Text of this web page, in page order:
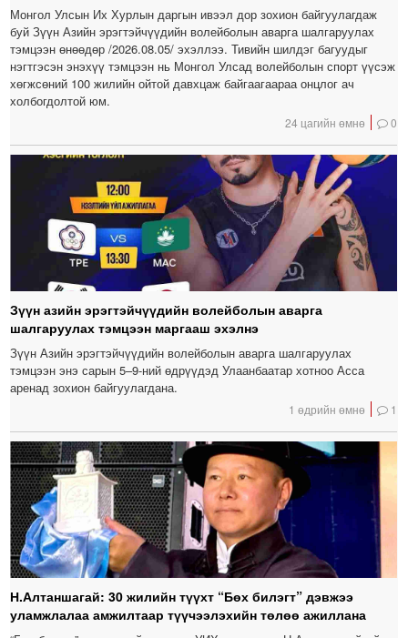
Монгол Улсын Их Хурлын даргын ивээл дор зохион байгуулагдаж
буй Зүүн Азийн эрэгтэйчүүдийн волейболын аварга шалгаруулах
тэмцээн өнөөдөр /2026.08.05/ эхэллээ. Тивийн шилдэг багуудыг
нэгтгэсэн энэхүү тэмцээн нь Монгол Улсад волейболын спорт үүсэж
хөгжсөний 100 жилийн ойтой давхцаж байгаагаараа онцлог ач
холбогдолтой юм.
24 цагийн өмнө 0
Зүүн азийн эрэгтэйчүүдийн волейболын аварга
шалгаруулах тэмцээн маргааш эхэлнэ
Зүүн Азийн эрэгтэйчүүдийн волейболын аварга шалгаруулах
тэмцээн энэ сарын 5–9-ний өдрүүдэд Улаанбаатар хотноо Асса
аренад зохион байгуулагдана.
1 өдрийн өмнө 1
Н.Алтаншагай: 30 жилийн түүхт “Бөх билэгт” дэвжээ
уламжлалаа амжилтаар түүчээлэхийн төлөө ажиллана